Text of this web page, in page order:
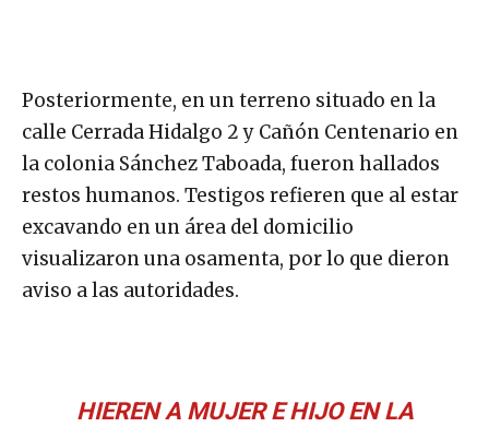
Posteriormente, en un terreno situado en la
calle Cerrada Hidalgo 2 y Cañón Centenario en
la colonia Sánchez Taboada, fueron hallados
restos humanos. Testigos refieren que al estar
excavando en un área del domicilio
visualizaron una osamenta, por lo que dieron
aviso a las autoridades.
HIEREN A MUJER E HIJO EN LA